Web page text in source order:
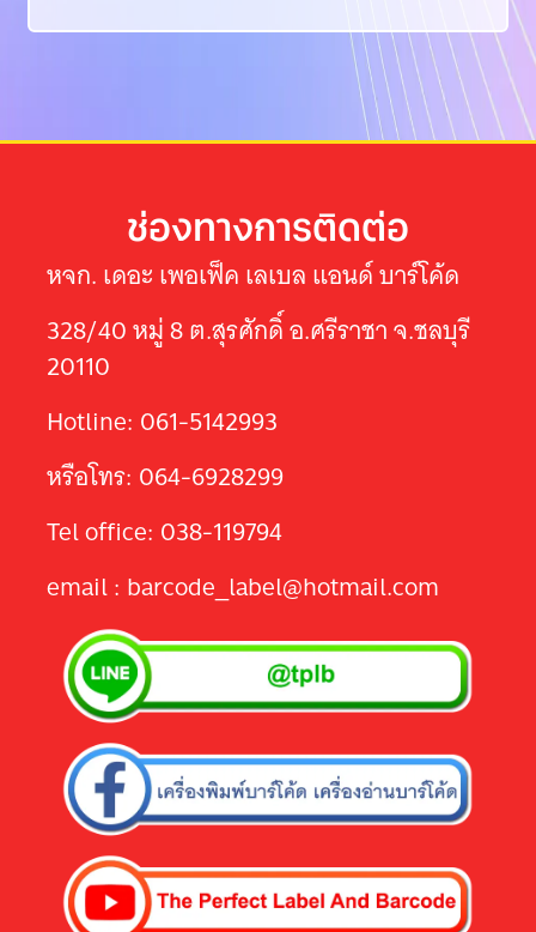
ช่องทางการติดต่อ
หจก. เดอะ เพอเฟ็ค เลเบล แอนด์ บาร์โค้ด
328/40 หมู่ 8 ต.สุรศักดิ์ อ.ศรีราชา จ.ชลบุรี
20110
Hotline: 061-5142993
หรือโทร: 064-6928299
Tel office: 038-119794
email : barcode_label@hotmail.com